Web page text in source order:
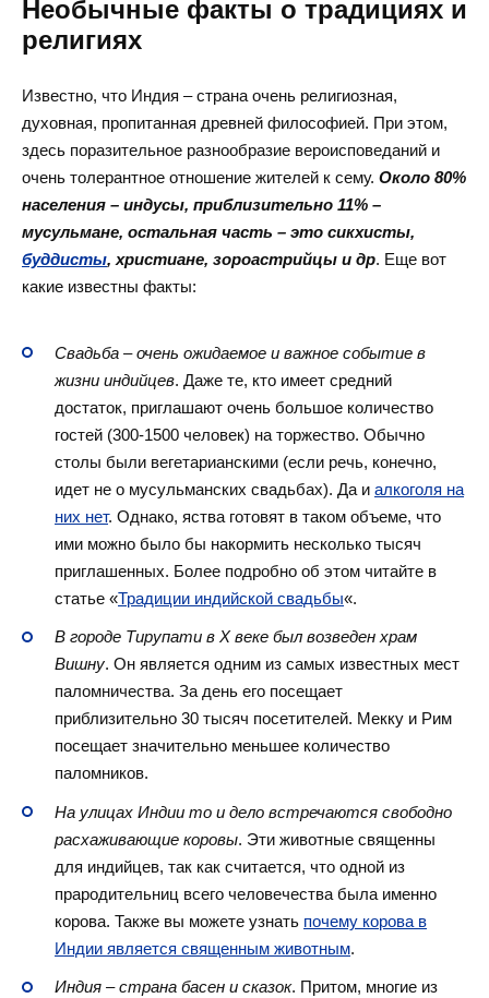
Необычные факты о традициях и
религиях
Известно, что Индия – страна очень религиозная,
духовная, пропитанная древней философией. При этом,
здесь поразительное разнообразие вероисповеданий и
очень толерантное отношение жителей к сему. Около 80%
населения – индусы, приблизительно 11% –
мусульмане, остальная часть – это сикхисты,
буддисты, христиане, зороастрийцы и др. Еще вот
какие известны факты:
Свадьба – очень ожидаемое и важное событие в
жизни индийцев. Даже те, кто имеет средний
достаток, приглашают очень большое количество
гостей (300-1500 человек) на торжество. Обычно
столы были вегетарианскими (если речь, конечно,
идет не о мусульманских свадьбах). Да и алкоголя на
них нет. Однако, яства готовят в таком объеме, что
ими можно было бы накормить несколько тысяч
приглашенных. Более подробно об этом читайте в
статье «Традиции индийской свадьбы«.
В городе Тирупати в X веке был возведен храм
Вишну. Он является одним из самых известных мест
паломничества. За день его посещает
приблизительно 30 тысяч посетителей. Мекку и Рим
посещает значительно меньшее количество
паломников.
На улицах Индии то и дело встречаются свободно
расхаживающие коровы. Эти животные священны
для индийцев, так как считается, что одной из
прародительниц всего человечества была именно
корова. Также вы можете узнать почему корова в
Индии является священным животным.
Индия – страна басен и сказок. Притом, многие из